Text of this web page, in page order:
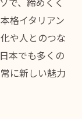
格イタリアン
や人とのつな
本でも多くの
に新しい魅力